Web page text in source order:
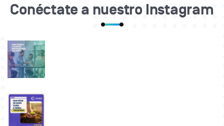
Conéctate a nuestro Instagram